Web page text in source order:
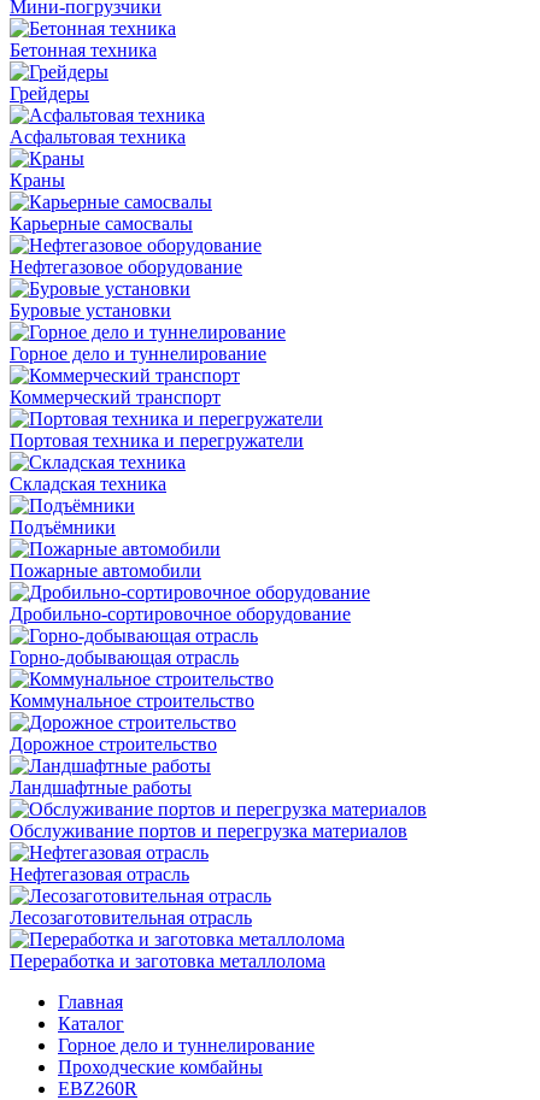
Мини-погрузчики
Бетонная техника
Грейдеры
Асфальтовая техника
Краны
Карьерные самосвалы
Нефтегазовое оборудование
Буровые установки
Горное дело и туннелирование
Коммерческий транспорт
Портовая техника и перегружатели
Складская техника
Подъёмники
Пожарные автомобили
Дробильно-сортировочное оборудование
Горно-добывающая отрасль
Коммунальное строительство
Дорожное строительство
Ландшафтные работы
Обслуживание портов и перегрузка материалов
Нефтегазовая отрасль
Лесозаготовительная отрасль
Переработка и заготовка металлолома
Главная
Каталог
Горное дело и туннелирование
Проходческие комбайны
EBZ260R